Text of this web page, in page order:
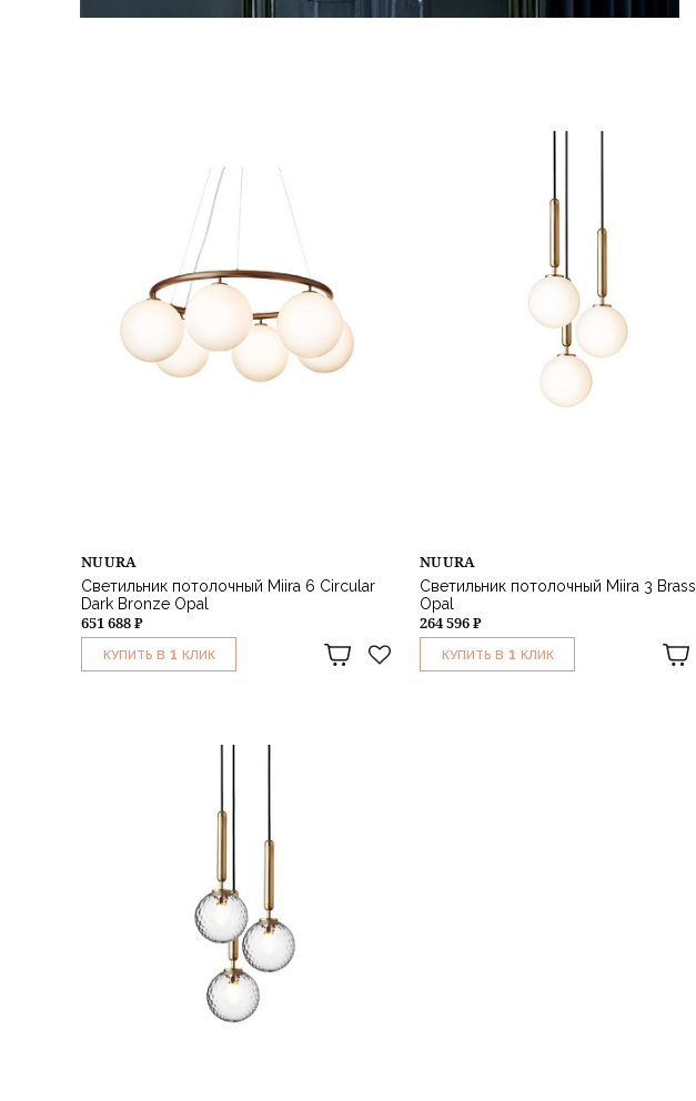
NUURA
Светильник потолочный Miira 6 Circular
Dark Bronze Opal
651 688 ₽
КУПИТЬ В 1 КЛИК
NUURA
Светильник потолочный Miira 3 Brass
Opal
264 596 ₽
КУПИТЬ В 1 КЛИК